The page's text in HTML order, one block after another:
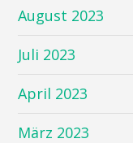
August 2023
Juli 2023
April 2023
März 2023